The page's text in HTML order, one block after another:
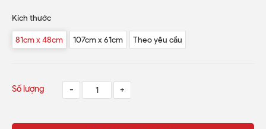
Kích thước
81cm x 48cm 107cm x 61cm Theo yêu cầu
Số lượng - +